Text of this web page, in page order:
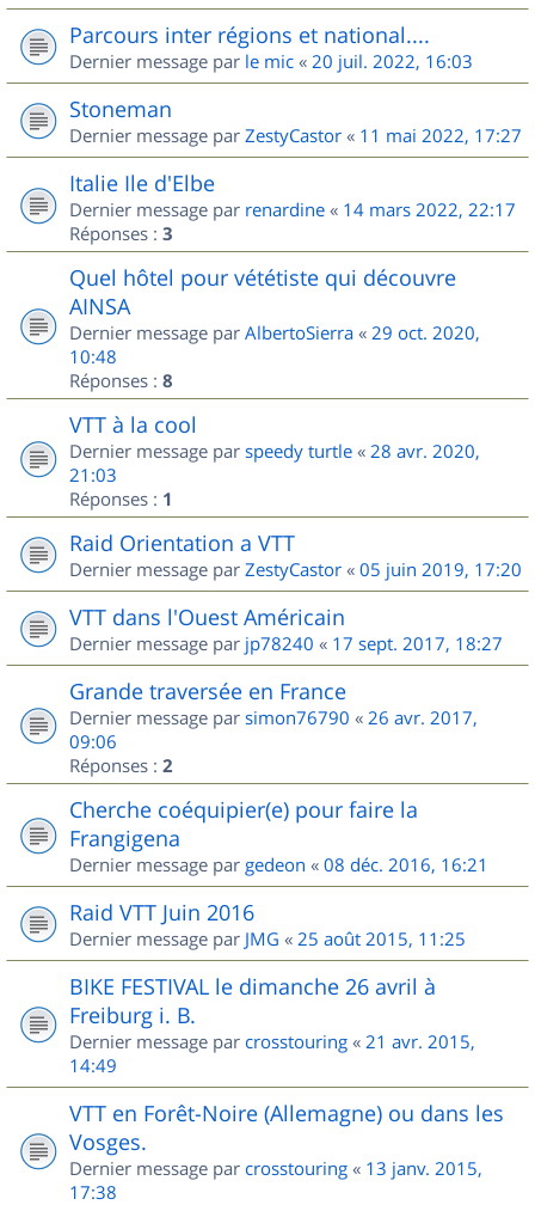
Parcours inter régions et national....
Dernier message par le mic « 20 juil. 2022, 16:03
Stoneman
Dernier message par ZestyCastor « 11 mai 2022, 17:27
Italie Ile d'Elbe
Dernier message par renardine « 14 mars 2022, 22:17
Réponses : 3
Quel hôtel pour vététiste qui découvre
AINSA
Dernier message par AlbertoSierra « 29 oct. 2020,
10:48
Réponses : 8
VTT à la cool
Dernier message par speedy turtle « 28 avr. 2020,
21:03
Réponses : 1
Raid Orientation a VTT
Dernier message par ZestyCastor « 05 juin 2019, 17:20
VTT dans l'Ouest Américain
Dernier message par jp78240 « 17 sept. 2017, 18:27
Grande traversée en France
Dernier message par simon76790 « 26 avr. 2017,
09:06
Réponses : 2
Cherche coéquipier(e) pour faire la
Frangigena
Dernier message par gedeon « 08 déc. 2016, 16:21
Raid VTT Juin 2016
Dernier message par JMG « 25 août 2015, 11:25
BIKE FESTIVAL le dimanche 26 avril à
Freiburg i. B.
Dernier message par crosstouring « 21 avr. 2015,
14:49
VTT en Forêt-Noire (Allemagne) ou dans les
Vosges.
Dernier message par crosstouring « 13 janv. 2015,
17:38